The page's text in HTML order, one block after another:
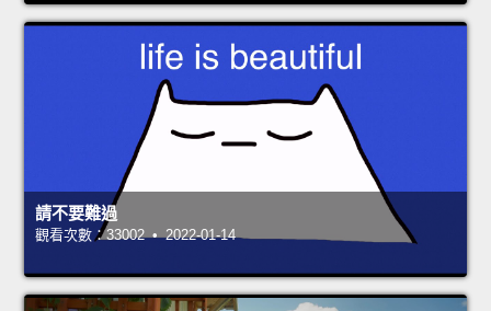
請不要難過
觀看次數：33002 • 2022-01-14